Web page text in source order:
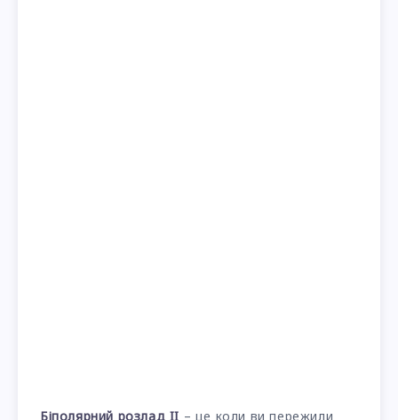
Біполярний розлад II – це коли ви пережили